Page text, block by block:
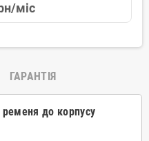
міс
ГАРАНТІЯ
до корпусу